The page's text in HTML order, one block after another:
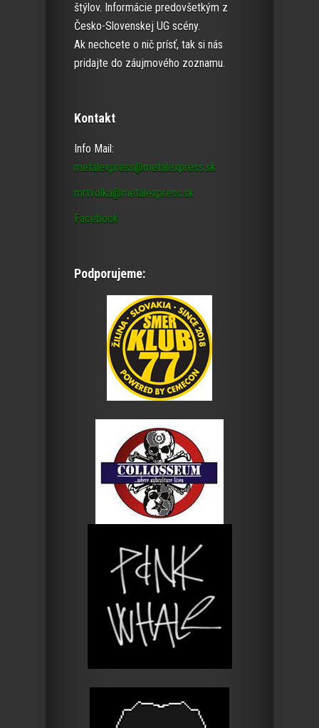
štýlov. Informácie predovšetkým z
Česko-Slovenskej UG scény.
Ak nechcete o nič prísť, tak si nás
pridajte do záujmového zoznamu.
Kontakt
Info Mail:
metalexpress@metalexpress.sk
mrtvolka@metalexpress.sk
Facebook
Podporujeme: